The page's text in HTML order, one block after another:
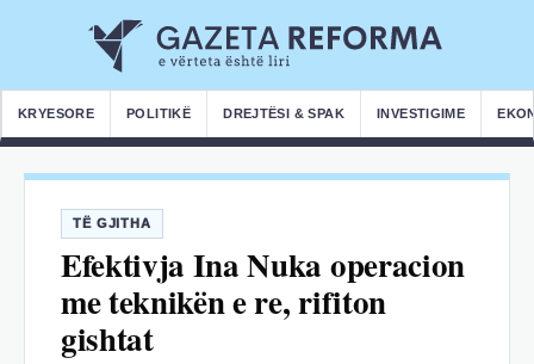
KRYESORE POLITIKË DREJTËSI & SPAK INVESTIGIME
TË GJITHA
Efektivja Ina Nuka operacion
me teknikën e re, rifiton
gishtat